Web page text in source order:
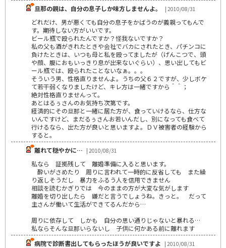
旦那の親は、自分の息子しか味方しませんよ。
| 2010/08/31
どれだけ、男が悪くても自分の息子をかばうのが義親ってもんで
す。期待しない方がいいです。
ビール瓶で殴られたんですか？怪我ないですか？
私の父も酒がきれたときや会社でバカにされたとき、パチンコに
負けたときは、いつも母と私を殴ってましたが（げんこつで、頭
や顔、腹におもいっきり息が出来ないぐらい）、思い出してもビ
ール瓶では、殴られたことないなぁ。。。
そういう男、性格直りませんよ。うちの父６２ですが、少しボケ
て若干弱くなりましたけど、キレ方は一緒ですから＾＾；
絶対性格直りませんって。
あとはるぅさんのお気持ち次第です。
経済的にその旦那と一緒に居た方が、食っていけるなら、仕方な
いんですけど、まだるぅさんお若いんだし、別になっても食べて
行けるなら、出た方が良いと思いますよ。ＤＶ被害者の経験から
すると。
離れて穏やかに… | 2010/08/31
私なら 証拠残して 離婚準備に入ると思います。
酔いがさめたり 周りに言われて一時的に反省しても また繰
り返しそうだし 暴力をふるう人を信用できません
相談を読むかぎりでは 今のままの方が大変な気がします
離婚を切り出したら 嫌だと言うでしょうね。きっと。 だって
主さんが働いて生活ができてるんだから…
周りに依存して しかも 自分の思い通りじゃないと暴れる…
私ならそんな旦那いらないし 子供に何かある前に離れます
病院で診断書出してもらったほうが良いですよ | 2010/08/31